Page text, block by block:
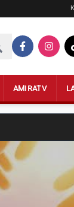
AMIRATV